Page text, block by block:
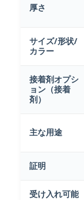
厚さ
サイズ/形状/
カラー
接着剤オプシ
ョン（接着
剤）
主な用途
証明
受け入れ可能